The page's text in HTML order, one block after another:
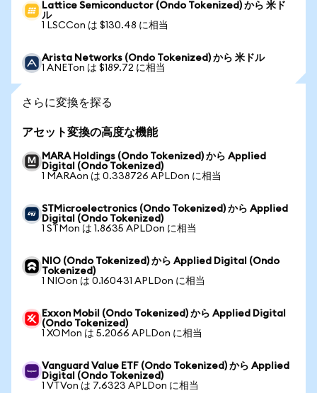
Lattice Semiconductor (Ondo Tokenized) から 米ド
ル
1 LSCCon は $130.48 に相当
Arista Networks (Ondo Tokenized) から 米ドル
1 ANETon は $189.72 に相当
さらに変換を探る
アセット変換の高度な機能
MARA Holdings (Ondo Tokenized) から Applied
Digital (Ondo Tokenized)
1 MARAon は 0.338726 APLDon に相当
STMicroelectronics (Ondo Tokenized) から Applied
Digital (Ondo Tokenized)
1 STMon は 1.8635 APLDon に相当
NIO (Ondo Tokenized) から Applied Digital (Ondo
Tokenized)
1 NIOon は 0.160431 APLDon に相当
Exxon Mobil (Ondo Tokenized) から Applied Digital
(Ondo Tokenized)
1 XOMon は 5.2066 APLDon に相当
Vanguard Value ETF (Ondo Tokenized) から Applied
Digital (Ondo Tokenized)
1 VTVon は 7.6323 APLDon に相当